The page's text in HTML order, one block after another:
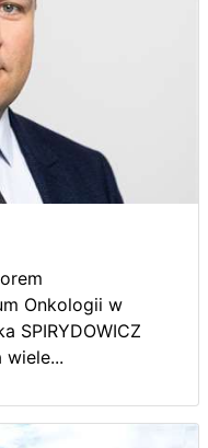
Onkologii w
SPIRYDOWICZ
wiele...